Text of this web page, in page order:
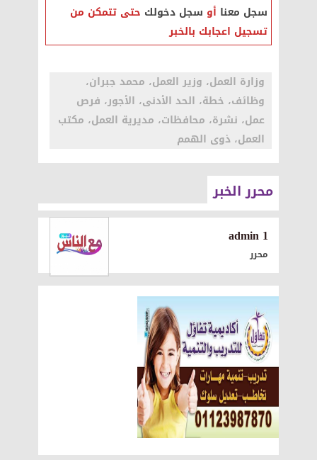
سجل معنا أو سجل دخولك حتى تتمكن من
تسجيل اعجابك بالخبر
وزارة العمل، وزير العمل، محمد جبران،
وظائف، خطة، الحد الأدنى، الأجور، فرص
عمل، نشرة، محافظات، مديرية العمل، مكتب
العمل، ذوى الهمم
محرر الخبر
1 admin
محرر